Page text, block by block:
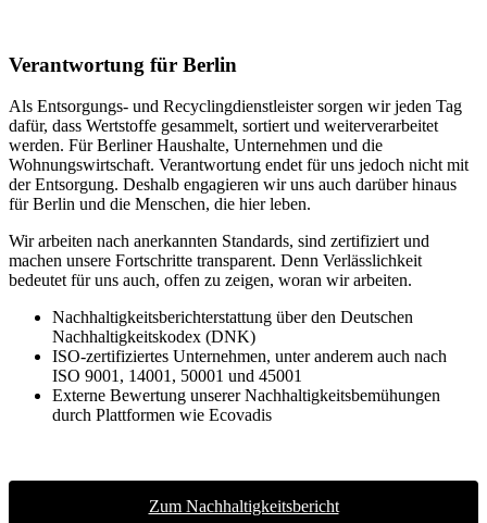
Verantwortung für Berlin
Als Entsorgungs- und Recyclingdienstleister sorgen wir jeden Tag
dafür, dass Wertstoffe gesammelt, sortiert und weiterverarbeitet
werden. Für Berliner Haushalte, Unternehmen und die
Wohnungswirtschaft. Verantwortung endet für uns jedoch nicht mit
der Entsorgung. Deshalb engagieren wir uns auch darüber hinaus
für Berlin und die Menschen, die hier leben.
Wir arbeiten nach anerkannten Standards, sind zertifiziert und
machen unsere Fortschritte transparent. Denn Verlässlichkeit
bedeutet für uns auch, offen zu zeigen, woran wir arbeiten.
Nachhaltigkeitsberichterstattung über den Deutschen
Nachhaltigkeitskodex (DNK)
ISO-zertifiziertes Unternehmen, unter anderem auch nach
ISO 9001, 14001, 50001 und 45001
Externe Bewertung unserer Nachhaltigkeitsbemühungen
durch Plattformen wie Ecovadis
Zum Nachhaltigkeitsbericht